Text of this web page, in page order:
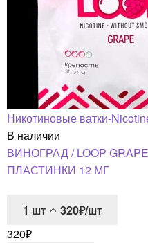
Никотиновые ватки-
В наличии
ВИНОГРАД / LOOP
ПЛАСТИНКИ 12 МГ
1 шт
320₽/шт
320₽